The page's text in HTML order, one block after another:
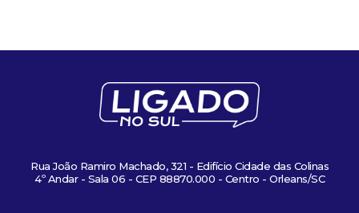
Rua João Ramiro Machado, 321 - Edifício Cidade das Colinas
4º Andar - Sala 06 - CEP 88870.000 - Centro - Orleans/SC